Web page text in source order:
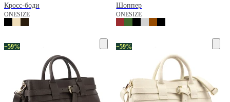
Кросс-боди
ONESIZE
Шоппер
ONESIZE
−59% −59%